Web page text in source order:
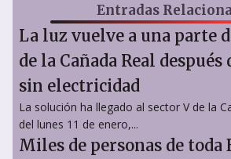
Entradas
La luz vuelve a una parte
de la Cañada Real después
sin electricidad
La solución ha llegado al sector V de la
del lunes 11 de enero,...
Miles de personas de toda